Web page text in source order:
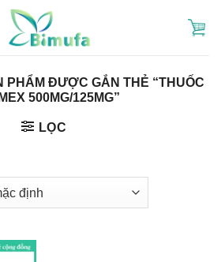
PHẨM ĐƯỢC GẮN THẺ “THUỐC
500MG/125MG”
LỌC